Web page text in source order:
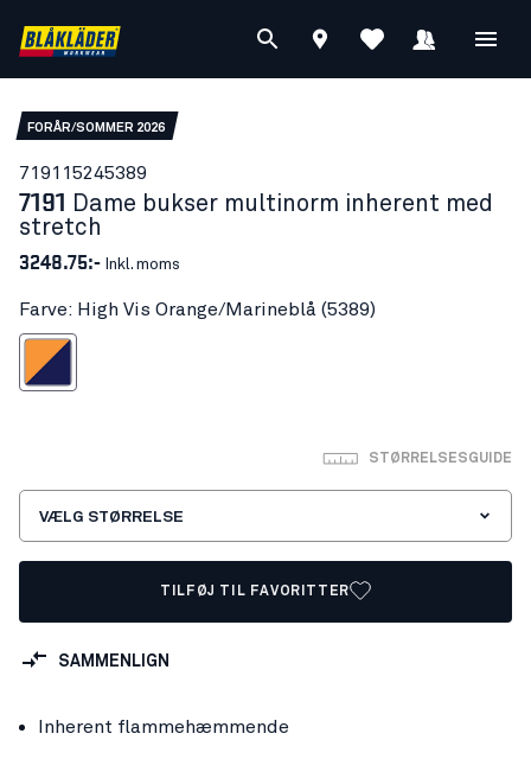
FORÅR/SOMMER 2026
719115245389
7191 Dame bukser multinorm inherent med
stretch
3248.75:- Inkl. moms
Farve: High Vis Orange/Marineblå (5389)
Orange/Marineblå
STØRRELSESGUIDE
VÆLG STØRRELSE
TILFØJ TIL FAVORITTER
SAMMENLIGN
Inherent flammehæmmende